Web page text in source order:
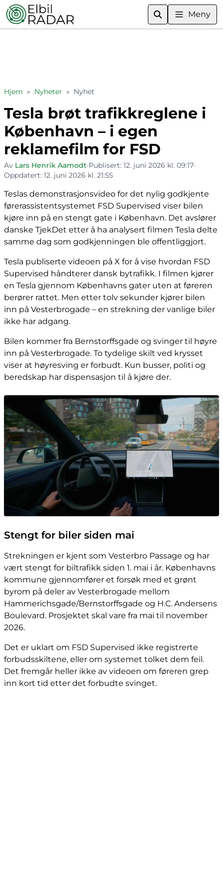
Meny
Hjem » Nyheter » Nyhet
Tesla brøt trafikkreglene i
København – i egen
reklamefilm for FSD
Av Lars Henrik Aamodt•Publisert: 12. juni 2026 kl. 09:17•
Oppdatert: 12. juni 2026 kl. 21:55
Teslas demonstrasjonsvideo for det nylig godkjente
førerassistentsystemet FSD Supervised viser bilen
kjøre inn på en stengt gate i København. Det avslører
danske TjekDet etter å ha analysert filmen Tesla delte
samme dag som godkjenningen ble offentliggjort.
Tesla publiserte videoen på X for å vise hvordan FSD
Supervised håndterer dansk bytrafikk. I filmen kjører
en Tesla gjennom Københavns gater uten at føreren
berører rattet. Men etter tolv sekunder kjører bilen
inn på Vesterbrogade – en strekning der vanlige biler
ikke har adgang.
Bilen kommer fra Bernstorffsgade og svinger til høyre
inn på Vesterbrogade. To tydelige skilt ved krysset
viser at høyresving er forbudt. Kun busser, politi og
beredskap har dispensasjon til å kjøre der.
Stengt for biler siden mai
Strekningen er kjent som Vesterbro Passage og har
vært stengt for biltrafikk siden 1. mai i år. Københavns
kommune gjennomfører et forsøk med et grønt
byrom på deler av Vesterbrogade mellom
Hammerichsgade/Bernstorffsgade og H.C. Andersens
Boulevard. Prosjektet skal vare fra mai til november
2026.
Det er uklart om FSD Supervised ikke registrerte
forbudsskiltene, eller om systemet tolket dem feil.
Det fremgår heller ikke av videoen om føreren grep
inn kort tid etter det forbudte svinget.